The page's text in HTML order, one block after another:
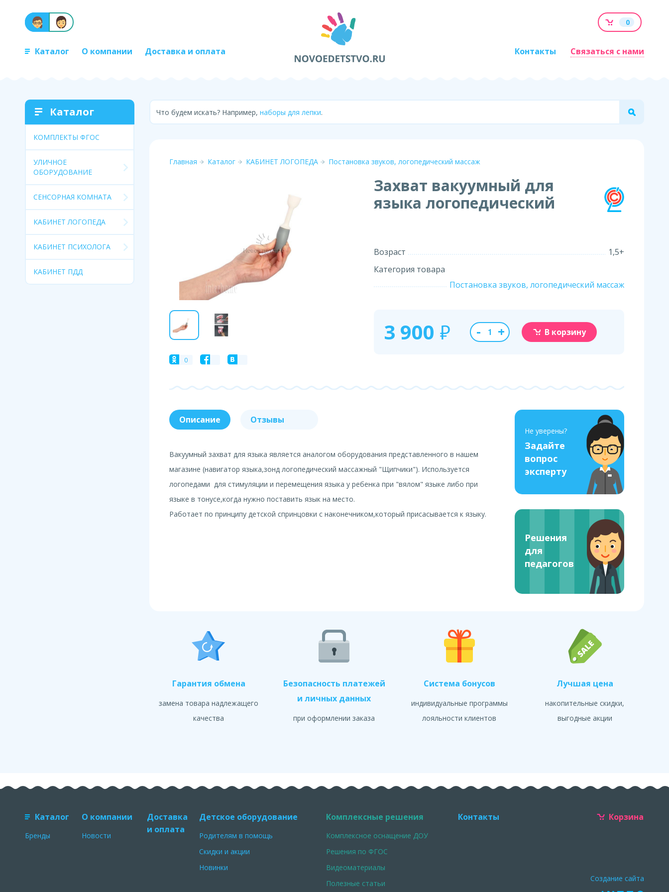
Каталог О компании Доставка и оплата
0
Контакты Связаться с нами
Каталог
КОМПЛЕКТЫ ФГОС
УЛИЧНОЕ
ОБОРУДОВАНИЕ
СЕНСОРНАЯ КОМНАТА
КАБИНЕТ ЛОГОПЕДА
КАБИНЕТ ПСИХОЛОГА
КАБИНЕТ ПДД
Что будем искать? Например, наборы для лепки.
Главная Каталог КАБИНЕТ ЛОГОПЕДА Постановка звуков, логопедический массаж
0
Захват вакуумный для
языка логопедический
Возраст
1,5+
Категория товара
Постановка звуков, логопедический массаж
3 900 ₽ - + В корзину
Не уверены?
Задайте
вопрос
эксперту
Решения
для
педагогов
Описание Отзывы
Вакуумный захват для языка является аналогом оборудования представленного в нашем
магазине (навигатор языка,зонд логопедический массажный "Щипчики"). Используется
логопедами для стимуляции и перемещения языка у ребенка при "вялом" языке либо при
языке в тонусе,когда нужно поставить язык на место.
Работает по принципу детской спринцовки с наконечником,который присасывается к языку.
Гарантия обмена
замена товара надлежащего
качества
Безопасность платежей
и личных данных
при оформлении заказа
Система бонусов
индивидуальные программы
лояльности клиентов
Лучшая цена
накопительные скидки,
выгодные акции
Каталог
Бренды
О компании
Новости
Доставка
и оплата
Детское оборудование
Родителям в помощь
Скидки и акции
Новинки
Комплексные решения
Комплексное оснащение ДОУ
Решения по ФГОС
Видеоматериалы
Полезные статьи
Контакты Корзина
Создание сайта